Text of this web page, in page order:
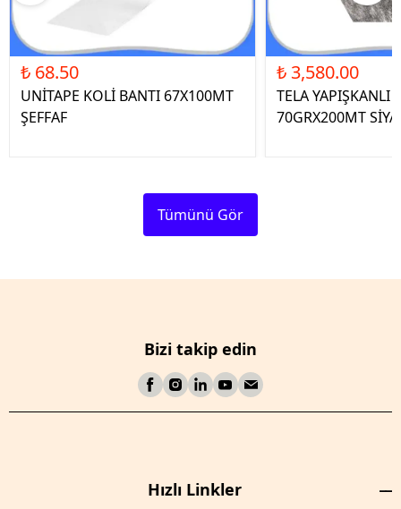
₺ 68.50
UNİTAPE KOLİ BANTI 67X100MT
ŞEFFAF
₺ 3,580.00
TELA YAPIŞKANLI
70GRX200MT
Tümünü Gör
Bizi takip edin
Hızlı Linkler